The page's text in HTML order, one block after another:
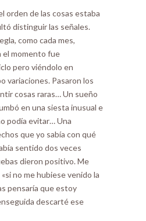
orden de las cosas estaba
distinguir las señales.
como cada mes,
el momento fue
pero viéndolo en
variaciones. Pasaron los
cosas raras… Un sueño
en una siesta inusual e
podía evitar… Una
que yo sabía con qué
sentido dos veces
dieron positivo. Me
no me hubiese venido la
pensaría que estoy
descarté ese